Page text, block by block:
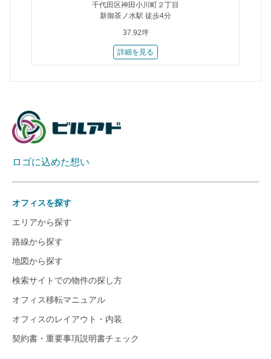
千代田区神田小川町２丁目
新御茶ノ水駅 徒歩4分
37.92坪
詳細を見る
ロゴに込めた想い
オフィスを探す
エリアから探す
路線から探す
地図から探す
検索サイトでの物件の探し方
オフィス移転マニュアル
オフィスのレイアウト・内装
契約書・重要事項説明書チェック